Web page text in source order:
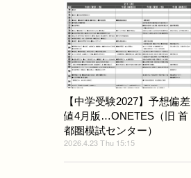
【中学受験2027】予想偏差
値4月版…ONETES（旧 首
都圏模試センター）
2026.4.23 Thu 15:15